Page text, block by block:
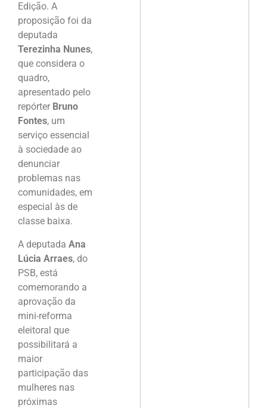
Edição. A
proposição foi da
deputada
Terezinha Nunes,
que considera o
quadro,
apresentado pelo
repórter Bruno
Fontes, um
serviço essencial
à sociedade ao
denunciar
problemas nas
comunidades, em
especial às de
classe baixa.
A deputada Ana
Lúcia Arraes, do
PSB, está
comemorando a
aprovação da
mini-reforma
eleitoral que
possibilitará a
maior
participação das
mulheres nas
próximas